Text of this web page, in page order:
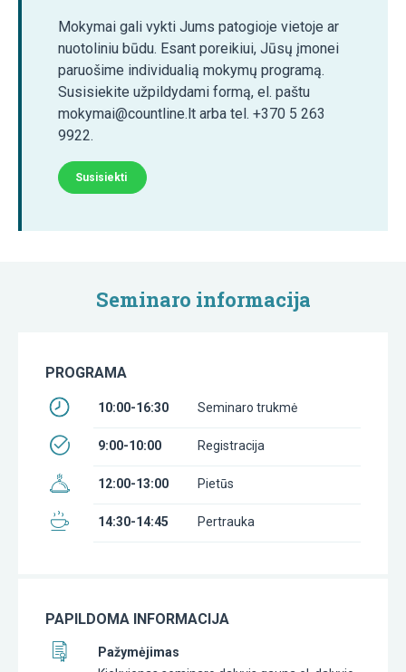
Mokymai gali vykti Jums patogioje vietoje ar
nuotoliniu būdu. Esant poreikiui, Jūsų įmonei
paruošime individualią mokymų programą.
Susisiekite užpildydami formą, el. paštu
mokymai@countline.lt arba tel. +370 5 263
9922.
Susisiekti
Seminaro informacija
PROGRAMA
10:00-16:30 Seminaro trukmė
9:00-10:00 Registracija
12:00-13:00 Pietūs
14:30-14:45 Pertrauka
PAPILDOMA INFORMACIJA
Pažymėjimas